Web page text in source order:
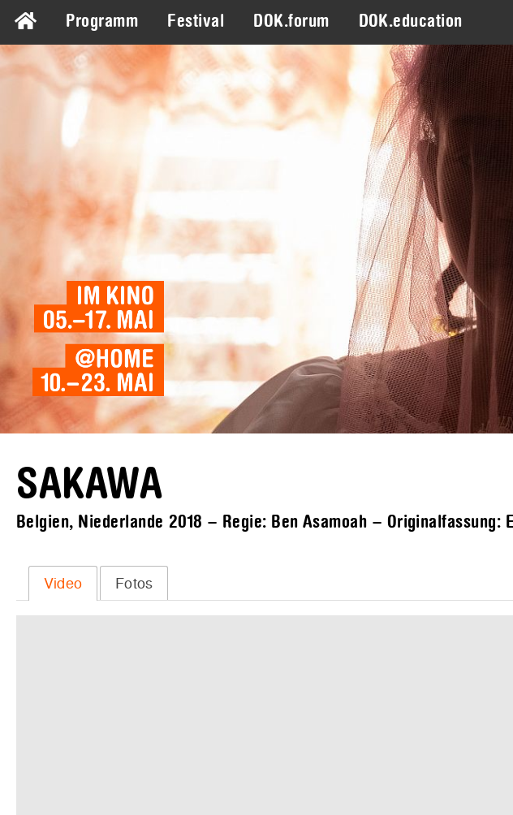
Programm Festival DOK.forum DOK.education
SAKAWA
Belgien, Niederlande 2018 – Regie: Ben Asamoah –
Video Fotos